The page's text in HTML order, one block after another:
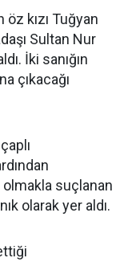
öz kızı Tuğyan
Sultan Nur
İki sanığın
çıkacağı
olmakla suçlanan
olarak yer aldı.